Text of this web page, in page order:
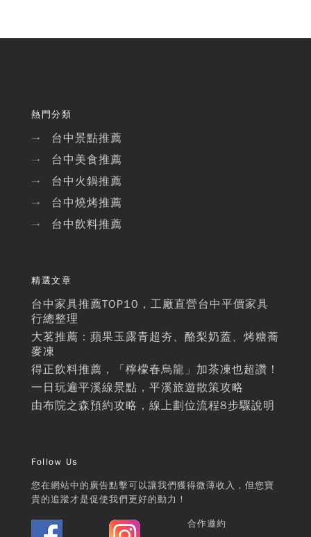
熱門分類
→ 台中景點推薦
→ 台中美食推薦
→ 台中火鍋推薦
→ 台中燒烤推薦
→ 台中飲料推薦
精選文章
台中家具推薦TOP10，工廠直營台中平價家具
行總整理
大茗推薦：蘋果玉露青超夯、酪梨奶蓋、烤糖蕎
麥凍
得正飲料推薦，「檸檬春烏龍」加茶凍也超讚！
一日玩遍平溪線景點，平溪旅遊散策攻略
由布院之森預約攻略，線上劃位流程8步驟說明
Follow Us
您在網站中的廣告點擊可以讓我們獲得微薄收入，但您寶
貴的追蹤才是促使我們更好的動力！
合作邀約